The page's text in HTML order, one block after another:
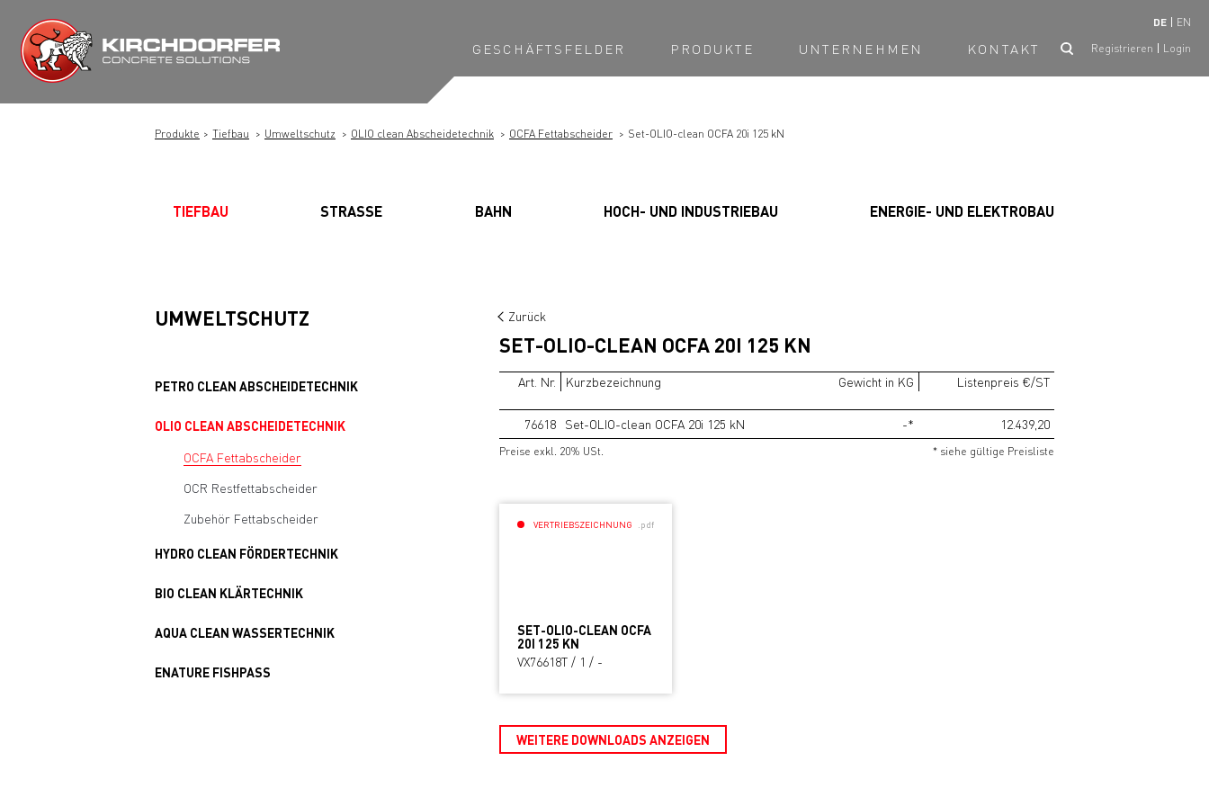
Inhalt
springen
DE EN
GESCHÄFTSFELDER PRODUKTE UNTERNEHMEN KONTAKT Registrieren Login
Produkte Tiefbau Umweltschutz OLIO clean Abscheidetechnik OCFA Fettabscheider Set-OLIO-clean OCFA 20i 125 kN
TIEFBAU STRASSE BAHN HOCH- UND INDUSTRIEBAU ENERGIE- UND ELEKTROBAU
UMWELTSCHUTZ
PETRO CLEAN ABSCHEIDETECHNIK
OLIO CLEAN ABSCHEIDETECHNIK
OCFA Fettabscheider
OCR Restfettabscheider
Zubehör Fettabscheider
HYDRO CLEAN FÖRDERTECHNIK
BIO CLEAN KLÄRTECHNIK
AQUA CLEAN WASSERTECHNIK
ENATURE FISHPASS
Zurück
SET-OLIO-CLEAN OCFA 20I 125 KN
Art. Nr. Kurzbezeichnung Gewicht in KG Listenpreis €/ST
76618 Set-OLIO-clean OCFA 20i 125 kN -* 12.439,20
* siehe gültige Preisliste
Preise exkl. 20% USt.
VERTRIEBSZEICHNUNG .pdf
SET-OLIO-CLEAN OCFA
20I 125 KN
VX76618T / 1 / -
WEITERE DOWNLOADS ANZEIGEN